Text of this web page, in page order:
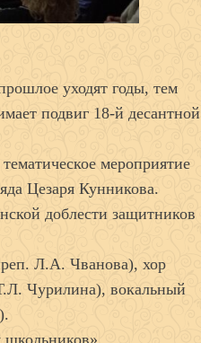
уходят годы, тем
подвиг 18-й десантной
мероприятие
Цезаря Кунникова.
доблести защитников
Л.А. Чванова), хор
Чурилина), вокальный